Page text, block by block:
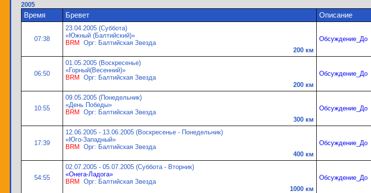
2005
Время Бревет Описание
07:38
23.04.2005 (Суббота)
«Южный (Балтийский)»
BRM
Орг: Балтийская Звезда
200 км
Обсуждение_До
06:50
01.05.2005 (Воскресенье)
«Горный(Весенний)»
BRM
Орг: Балтийская Звезда
200 км
Обсуждение_До
10:55
09.05.2005 (Понедельник)
«День Победы»
BRM
Орг: Балтийская Звезда
300 км
Обсуждение_До
17:39
12.06.2005 - 13.06.2005 (Воскресенье - Понедельник)
«Юго-Западный»
BRM
Орг: Балтийская Звезда
400 км
Обсуждение_До
54:55
02.07.2005 - 05.07.2005 (Суббота - Вторник)
«Онега-Ладога»
BRM
Орг: Балтийская Звезда
1000 км
Обсуждение_До